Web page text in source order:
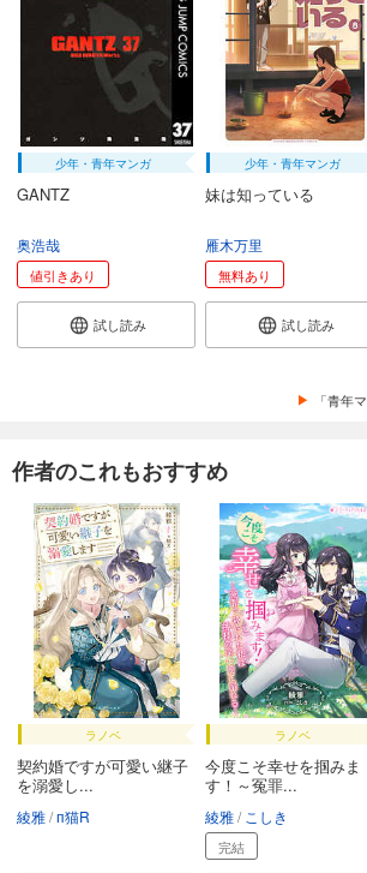
少年・青年マンガ
GANTZ
奥浩哉
値引きあり
試し読み
少年・青年マンガ
妹は知っている
雁木万里
無料あり
試し読み
「青年
作者のこれもおすすめ
ラノベ
契約婚ですが可愛い継子
を溺愛し...
綾雅 п猫R
ラノベ
今度こそ幸せを掴みま
す！～冤罪...
綾雅 こしき
完結